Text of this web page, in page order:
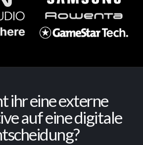
ihr eine externe
auf eine digitale